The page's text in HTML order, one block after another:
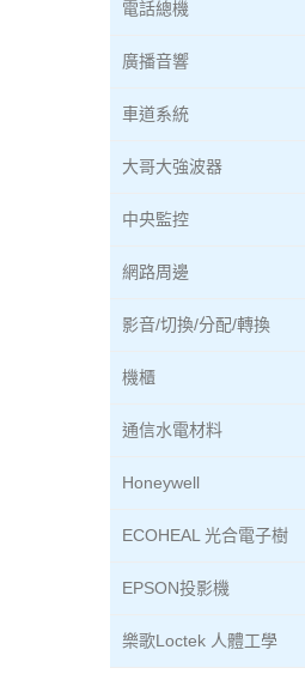
電話總機
廣播音響
車道系統
大哥大強波器
中央監控
網路周邊
影音/切換/分配/轉換
機櫃
通信水電材料
Honeywell
ECOHEAL 光合電子樹
EPSON投影機
樂歌Loctek 人體工學